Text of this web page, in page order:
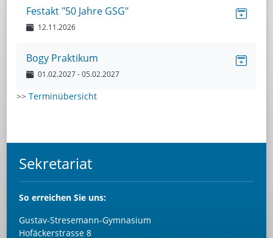
Festakt "50 Jahre GSG"
12.11.2026
Bogy Praktikum
01.02.2027- 05.02.2027
>>Terminübersicht
Sekretariat
So erreichen Sie uns:
Gustav-Stresemann-Gymnasium
Hofäckerstrasse 8